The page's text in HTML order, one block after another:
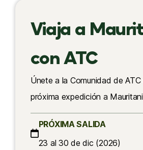
Viaja a
con ATC
Únete a la Comunidad de ATC
próxima expedición a
PRÓXIMA SALIDA
23 al 30 de dic (2026)